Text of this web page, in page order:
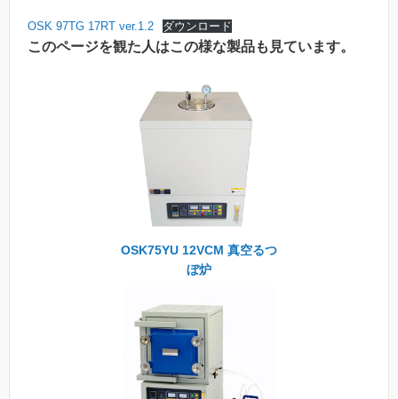
OSK 97TG 17RT ver.1.2 ダウンロード
このページを観た人はこの様な製品も見ています。
OSK75YU 12VCM 真空るつ
ぼ炉